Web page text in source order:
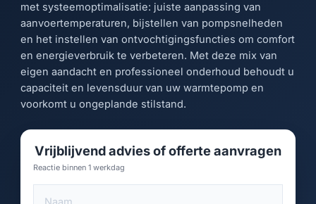
met systeemoptimalisatie: juiste aanpassing van
aanvoertemperaturen, bijstellen van pompsnelheden
en het instellen van ontvochtigingsfuncties om comfort
en energieverbruik te verbeteren. Met deze mix van
eigen aandacht en professioneel onderhoud behoudt u
capaciteit en levensduur van uw warmtepomp en
voorkomt u ongeplande stilstand.
Vrijblijvend advies of offerte aanvragen
Reactie binnen 1 werkdag